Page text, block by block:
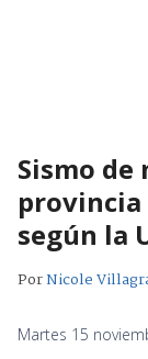
Sismo de
provincia
según la
PorNicole
Martes 15